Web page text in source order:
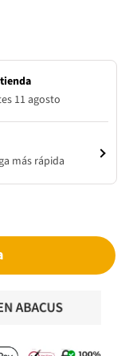
11 agosto
más rápida